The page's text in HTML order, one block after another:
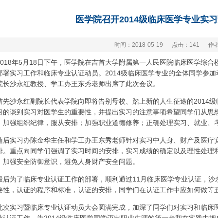
医学院召开2014级临床医学专业实
时间：2018-05-19 点击： 141 作
年5月18日下午，医学院在吉首大学附属第一人民医院临床医学综
署实习工作和临床专业认证动员。2014级临床医学专业的全体同学参
长沙永红教授、学工办王东秀老师出席了此次会议。
先沙永红副院长代表学院向即将告别母校、踏上新的人生征途的2014
的谈到实习对医学生的重要性，并提出实习的注意事项希望同学们从
加强组织纪律，服从安排；加强职业道德修养；正确处理实习、就业、
后实习办陈金华主任和学工办王东秀老师针对实习中人身、财产及医
。重点向同学们强调了实习时间的安排，实习成绩的确定以及理性处
加强安全防御意识，避免人身财产安全问题。
后为了临床专业认证工作的部署，顺利通过11月临床医学专业认证，
性，认证的程序和标准，认证的安排，同学们在认证工作中应如何做等
次实习暨临床专业认证动员大会圆满完成，加深了同学们对实习和临